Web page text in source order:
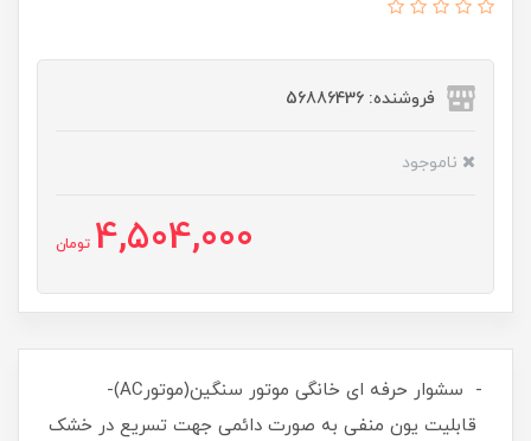
فروشنده: 56886436
ناموجود
4,504,000 تومان
- سشوار حرفه ای خانگی موتور سنگین(موتورAC)-
قابلیت یون منفی به صورت دائمی جهت تسریع در خشک